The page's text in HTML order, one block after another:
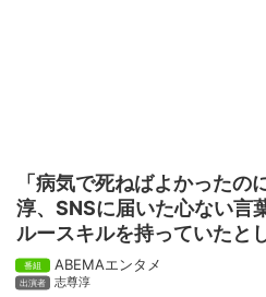
「病気で死ねばよかったの
淳、SNSに届いた心ない言
ルースキルを持っていたと
ABEMAエンタメ
志尊淳